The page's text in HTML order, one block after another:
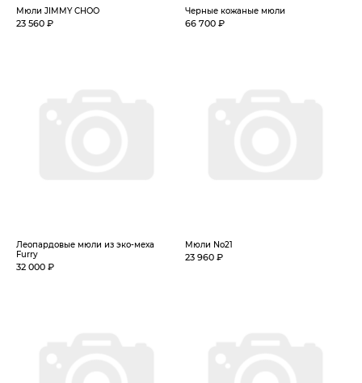
Мюли JIMMY CHOO
23 560 ₽
Черные кожаные мюли
66 700 ₽
Леопардовые мюли из эко-меха
Furry
32 000 ₽
Мюли No21
23 960 ₽